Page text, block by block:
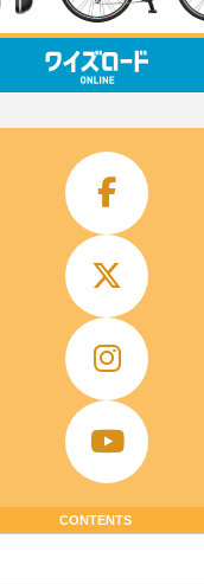
CONTENTS